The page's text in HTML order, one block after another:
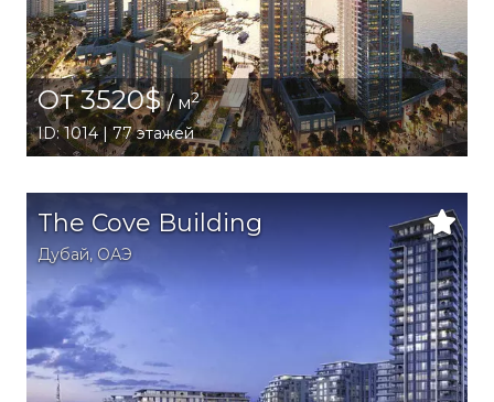
От 3520$/ м2
ID: 1014 | 77 этажей
The Cove Building
Дубай, ОАЭ